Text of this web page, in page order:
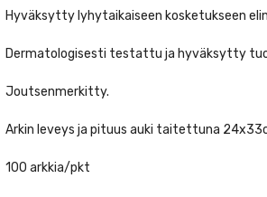
Hyväksytty lyhytaikaiseen kosketukseen
Dermatologisesti testattu ja hyväksytty
Joutsenmerkitty.
Arkin leveys ja pituus auki taitettuna
100 arkkia/pkt